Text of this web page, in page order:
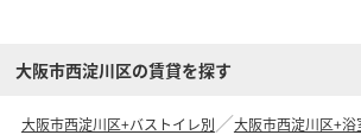
大阪市西淀川区の賃貸を探す
大阪市西淀川区+バストイレ別
大阪市西淀川区+浴